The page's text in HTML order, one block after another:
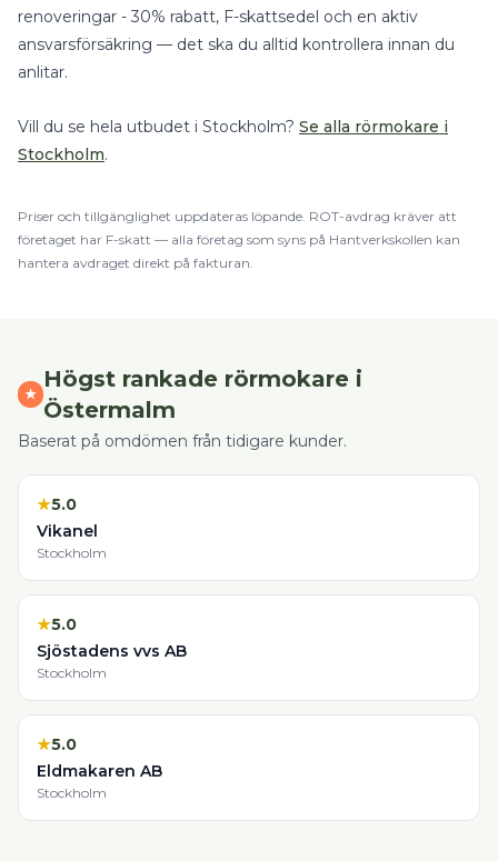
renoveringar - 30% rabatt, F-skattsedel och en aktiv
ansvarsförsäkring — det ska du alltid kontrollera innan du
anlitar.
Vill du se hela utbudet i Stockholm? Se alla rörmokare i
Stockholm.
Priser och tillgänglighet uppdateras löpande. ROT-avdrag kräver att
företaget har F-skatt — alla företag som syns på Hantverkskollen kan
hantera avdraget direkt på fakturan.
★
Högst rankade rörmokarei
Östermalm
Baserat på omdömen från tidigare kunder.
★5.0
Vikanel
Stockholm
★5.0
Sjöstadens vvs AB
Stockholm
★5.0
Eldmakaren AB
Stockholm